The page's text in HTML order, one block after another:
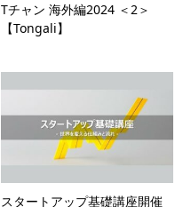
Tチャン 海外編2024 ＜2＞
【Tongali】
スタートアップ基礎講座開催